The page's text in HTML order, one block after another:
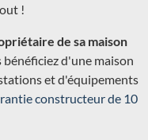
!
de sa maison
d'une maison
et d'équipements
constructeur de 10